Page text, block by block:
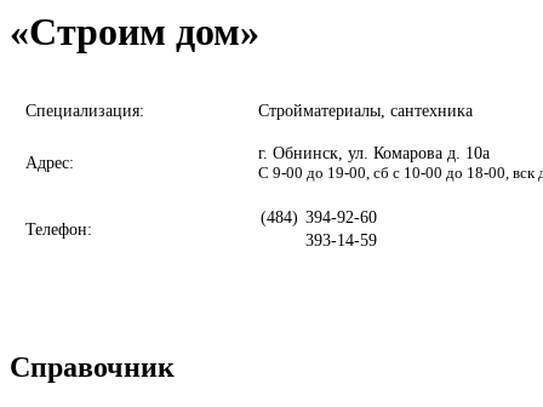
«Строим дом»
Специализация: Стройматериалы, сантехника
Адрес: г. Обнинск, ул. Комарова д. 10а
С 9-00 до 19-00, сб с 10-00 до 18-00, вск
Телефон:
(484) 394-92-60
393-14-59
Справочник